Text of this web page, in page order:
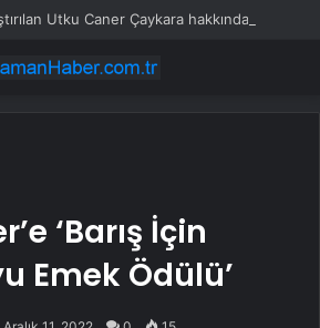
‘Barış İçin
Emek Ödülü’